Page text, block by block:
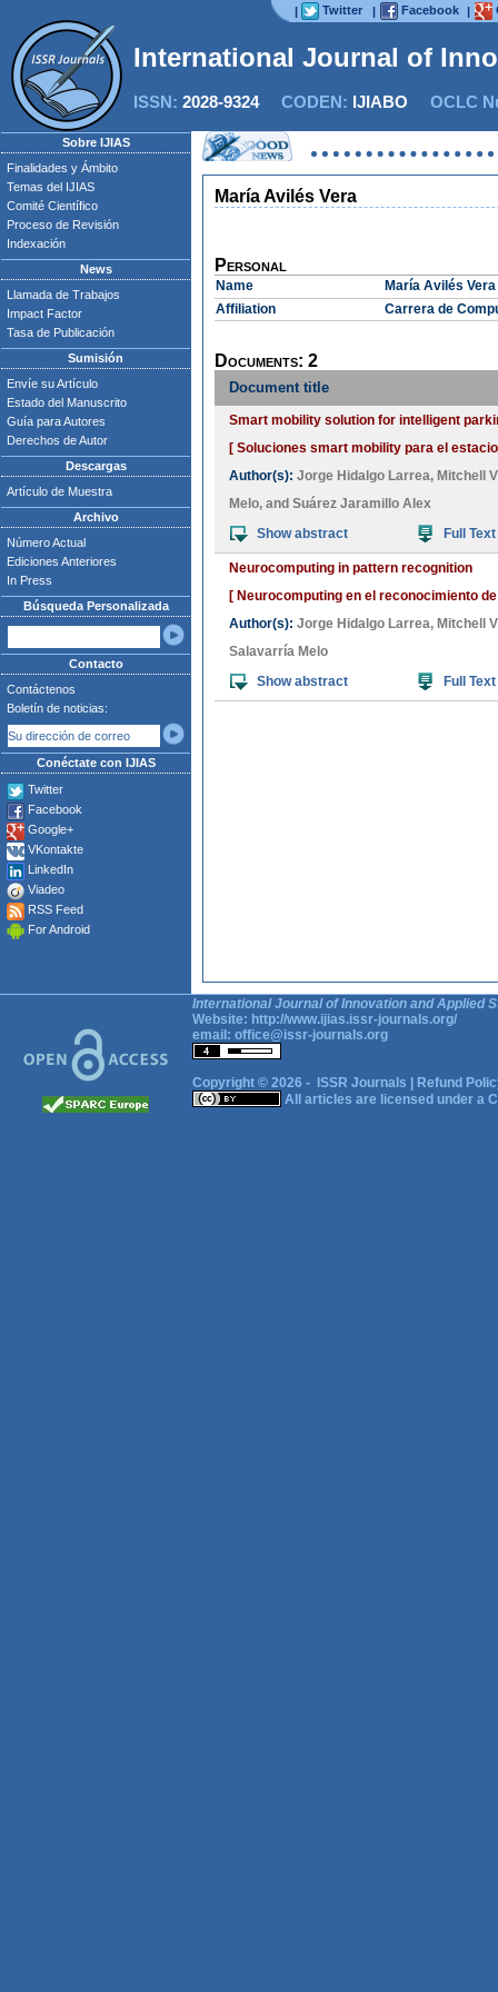
| Twitter | Facebook |
International Journal of
ISSN: 2028-9324CODEN: IJIABO OCLC
Sobre IJIAS
Finalidades y Ámbito
Temas del IJIAS
Comité Científico
Proceso de Revisión
Indexación
News
Llamada de Trabajos
Impact Factor
Tasa de Publicación
Sumisión
Envíe su Artículo
Estado del Manuscrito
Guía para Autores
Derechos de Autor
Descargas
Artículo de Muestra
Archivo
Número Actual
Ediciones Anteriores
In Press
Búsqueda Personalizada
Contacto
Contáctenos
Boletín de noticias:
Conéctate con IJIAS
Twitter
Facebook
Google+
VKontakte
LinkedIn
Viadeo
RSS Feed
For Android
María Avilés Vera
Personal
Name
María Avilés Vera
Affiliation
Carrera de
Documents: 2
Document title
Smart mobility solution for intelligent
[ Soluciones smart mobility para el
Author(s): Jorge Hidalgo Larrea, Mitchell
Melo, and Suárez Jaramillo Alex
Show abstract
Full Text
Neurocomputing in pattern recognition
[ Neurocomputing en el reconocimiento
Author(s): Jorge Hidalgo Larrea, Mitchell
Salavarría Melo
Show abstract
Full Text
International Journal of Innovation and Applied
Website: http://www.ijias.issr-journals.org/
email: office@issr-journals.org
Copyright © 2026 - ISSR Journals
Refund
All articles are licensed under a